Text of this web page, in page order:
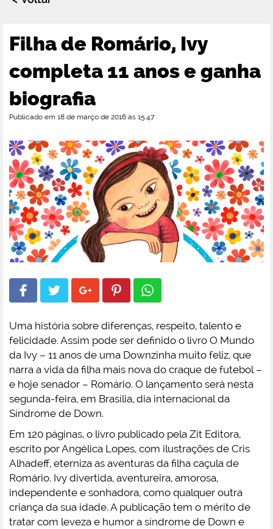
Filha de Romário, Ivy
completa 11 anos e ganha
biografia
Publicado em 18 de março de 2016 às 15:47
Uma história sobre diferenças, respeito, talento e
felicidade. Assim pode ser definido o livro O Mundo
da Ivy – 11 anos de uma Downzinha muito feliz, que
narra a vida da filha mais nova do craque de futebol –
e hoje senador – Romário. O lançamento será nesta
segunda-feira, em Brasília, dia internacional da
Síndrome de Down.
Em 120 páginas, o livro publicado pela Zit Editora,
escrito por Angélica Lopes, com ilustrações de Cris
Alhadeff, eterniza as aventuras da filha caçula de
Romário. Ivy divertida, aventureira, amorosa,
independente e sonhadora, como qualquer outra
criança da sua idade. A publicação tem o mérito de
tratar com leveza e humor a síndrome de Down e